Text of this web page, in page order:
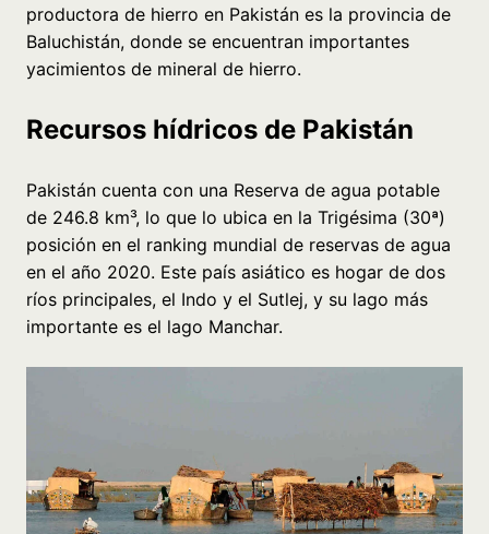
productora de hierro en Pakistán es la provincia de
Baluchistán, donde se encuentran importantes
yacimientos de mineral de hierro.
Recursos hídricos de Pakistán
Pakistán cuenta con una Reserva de agua potable
de 246.8 km³, lo que lo ubica en la Trigésima (30ª)
posición en el ranking mundial de reservas de agua
en el año 2020. Este país asiático es hogar de dos
ríos principales, el Indo y el Sutlej, y su lago más
importante es el lago Manchar.